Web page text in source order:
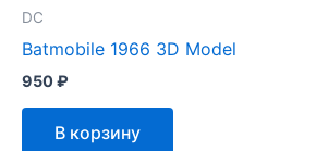
DC
Batmobile 1966 3D Model
950₽
В корзину